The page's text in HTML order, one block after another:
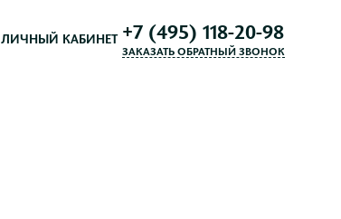
ЛИЧНЫЙ КАБИНЕТ +7 (495) 118-20-98
ЗАКАЗАТЬ ОБРАТНЫЙ ЗВОНОК